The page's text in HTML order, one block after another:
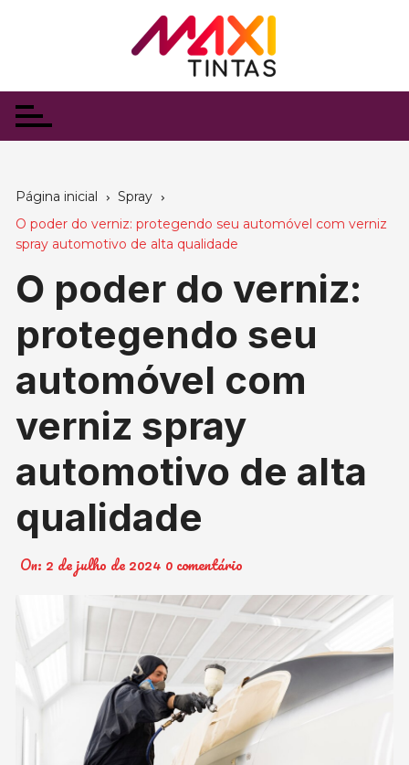
Página inicial
Spray
O poder do verniz: protegendo seu automóvel com verniz
spray automotivo de alta qualidade
O poder do verniz:
protegendo seu
automóvel com
verniz spray
automotivo de alta
qualidade
On: 2 de julho de 2024 0 comentário